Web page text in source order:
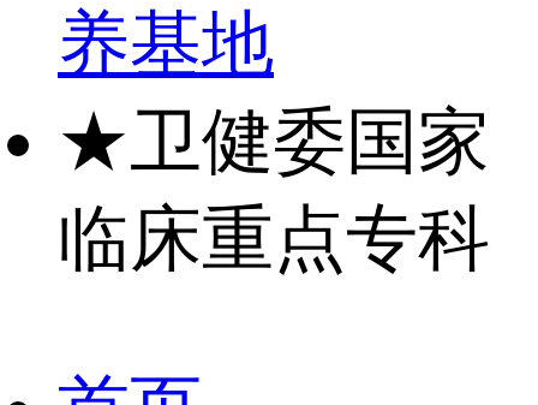
养基地
★卫健委国家
临床重点专科